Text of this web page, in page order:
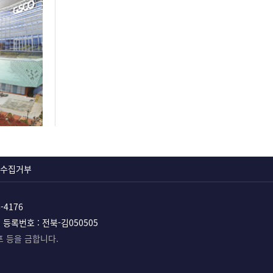
집거부
4176
등록번호 : 전북-김050505
등을 금합니다.